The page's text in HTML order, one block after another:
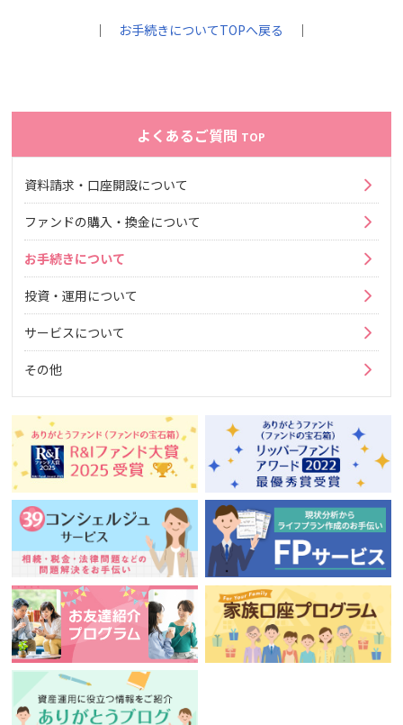
｜ お手続きについてTOPへ戻る ｜
よくあるご質問 TOP
資料請求・口座開設について
ファンドの購入・換金について
お手続きについて
投資・運用について
サービスについて
その他